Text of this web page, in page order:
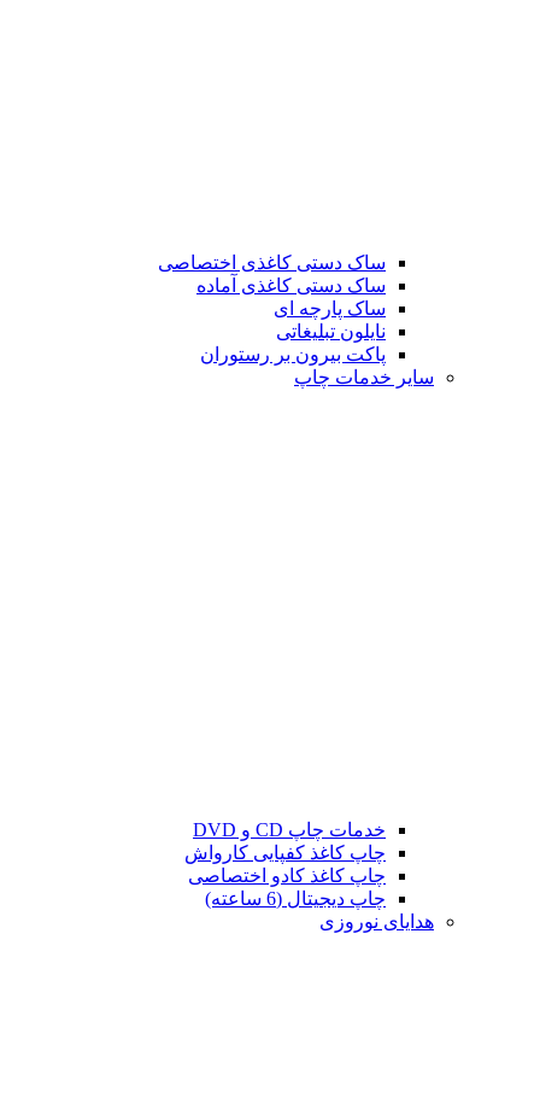
ساک دستی کاغذی اختصاصی
ساک دستی کاغذی آماده
ساک پارچه ای
نایلون تبلیغاتی
پاکت بیرون بر رستوران
سایر خدمات چاپ
خدمات چاپ CD و DVD
چاپ کاغذ کفپایی کارواش
چاپ کاغذ کادو اختصاصی
چاپ دیجیتال (6 ساعته)
هدایای نوروزی